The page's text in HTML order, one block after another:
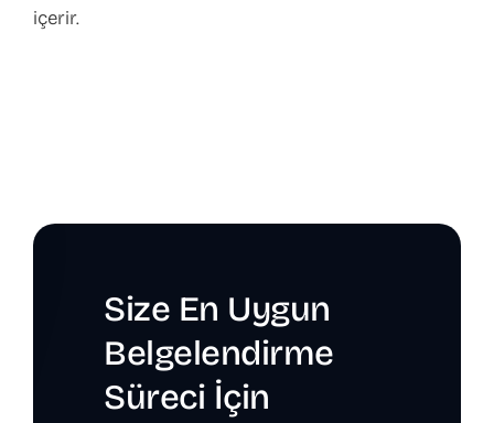
içerir.
Size En Uygun
Belgelendirme
Süreci İçin